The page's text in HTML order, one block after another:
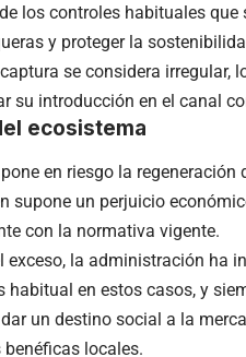
los controles habituales
y proteger la
se considera irregular,
su introducción en el canal
ecosistema
en riesgo la regeneración
supone un perjuicio
con la normativa vigente.
exceso, la administración ha
habitual en estos casos, y
un destino social a la
locales.